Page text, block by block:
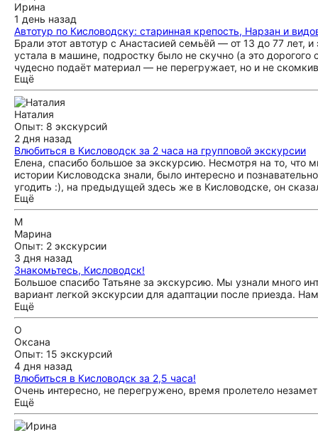
Ирина
1 день назад
Автотур по Кисловодску: старинная крепость, Нарзан и
Брали этот автотур с Анастасией семьёй — от 13 до 77
устала в машине, подростку было не скучно (а это
чудесно подаёт материал — не перегружает, но и не
проникаешься духом города и региона. Особенно всех
Формат автотура — идеален для компании с детьми и
Огромное спасибо за тёплую атмосферу и за то, что
Ещё
Наталия
Опыт: 8 экскурсий
2 дня назад
Влюбиться в Кисловодск за 2 часа на групповой экскурсии
Елена, спасибо большое за экскурсию. Несмотря на то, что
истории Кисловодска знали, было интересно и
угодить :), на предыдущей здесь же в Кисловодске, он
Ещё
М
Марина
Опыт: 2 экскурсии
3 дня назад
Знакомьтесь, Кисловодск!
Большое спасибо Татьяне за экскурсию. Мы узнали много
вариант легкой экскурсии для адаптации после приезда.
Ещё
О
Оксана
Опыт: 15 экскурсий
4 дня назад
Влюбиться в Кисловодск за 2,5 часа!
Очень интересно, не перегружено, время пролетело
Ещё